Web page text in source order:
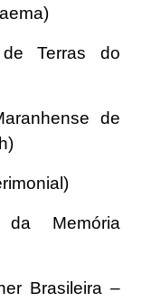
de Terras do
de
Memória
Brasileira –